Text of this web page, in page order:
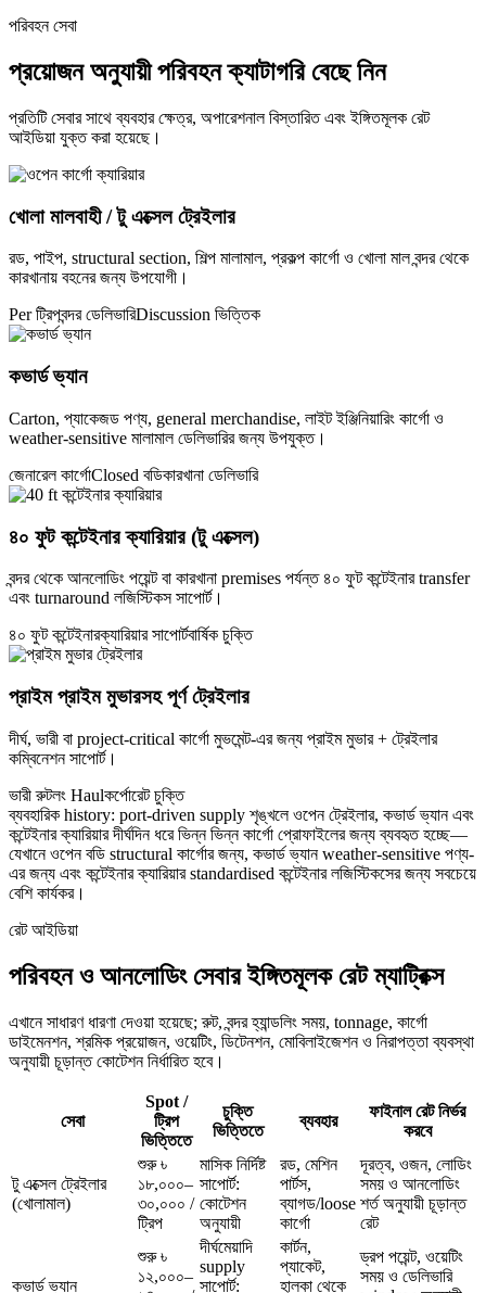
পরিবহন সেবা
প্রয়োজন অনুযায়ী পরিবহন ক্যাটাগরি বেছে নিন
প্রতিটি সেবার সাথে ব্যবহার ক্ষেত্র, অপারেশনাল বিস্তারিত এবং ইঙ্গিতমূলক রেট
আইডিয়া যুক্ত করা হয়েছে।
খোলা মালবাহী / টু এক্সেল ট্রেইলার
রড, পাইপ, structural section, শিল্প মালামাল, প্রকল্প কার্গো ও খোলা মাল বন্দর থেকে
কারখানায় বহনের জন্য উপযোগী।
Per ট্রিপবন্দর ডেলিভারিDiscussion ভিত্তিক
কভার্ড ভ্যান
Carton, প্যাকেজড পণ্য, general merchandise, লাইট ইঞ্জিনিয়ারিং কার্গো ও
weather-sensitive মালামাল ডেলিভারির জন্য উপযুক্ত।
জেনারেল কার্গোClosed বডিকারখানা ডেলিভারি
৪০ ফুট কন্টেইনার ক্যারিয়ার (টু এক্সেল)
বন্দর থেকে আনলোডিং পয়েন্ট বা কারখানা premises পর্যন্ত ৪০ ফুট কন্টেইনার transfer
এবং turnaround লজিস্টিকস সাপোর্ট।
৪০ ফুট কন্টেইনারক্যারিয়ার সাপোর্টবার্ষিক চুক্তি
প্রাইম প্রাইম মুভারসহ পূর্ণ ট্রেইলার
দীর্ঘ, ভারী বা project-critical কার্গো মুভমেন্ট-এর জন্য প্রাইম মুভার + ট্রেইলার
কম্বিনেশন সাপোর্ট।
ভারী রুটলং Haulকর্পোরেট চুক্তি
ব্যবহারিক history: port-driven supply শৃঙ্খলে ওপেন ট্রেইলার, কভার্ড ভ্যান এবং
কন্টেইনার ক্যারিয়ার দীর্ঘদিন ধরে ভিন্ন ভিন্ন কার্গো প্রোফাইলের জন্য ব্যবহৃত হচ্ছে—
যেখানে ওপেন বডি structural কার্গোর জন্য, কভার্ড ভ্যান weather-sensitive পণ্য-
এর জন্য এবং কন্টেইনার ক্যারিয়ার standardised কন্টেইনার লজিস্টিকসের জন্য সবচেয়ে
বেশি কার্যকর।
রেট আইডিয়া
পরিবহন ও আনলোডিং সেবার ইঙ্গিতমূলক রেট ম্যাট্রিক্স
এখানে সাধারণ ধারণা দেওয়া হয়েছে; রুট, বন্দর হ্যান্ডলিং সময়, tonnage, কার্গো
ডাইমেনশন, শ্রমিক প্রয়োজন, ওয়েটিং, ডিটেনশন, মোবিলাইজেশন ও নিরাপত্তা ব্যবস্থা
অনুযায়ী চূড়ান্ত কোটেশন নির্ধারিত হবে।
সেবা
Spot /
ট্রিপ
ভিত্তিতে
চুক্তি
ভিত্তিতে
ব্যবহার
ফাইনাল রেট নির্ভর
করবে
টু এক্সেল ট্রেইলার
(খোলামাল)
শুরু ৳
১৮,০০০–
৩০,০০০ /
ট্রিপ
মাসিক নির্দিষ্ট
সাপোর্ট:
কোটেশন
অনুযায়ী
রড, মেশিন
পার্টস,
ব্যাগড/loose
কার্গো
দূরত্ব, ওজন, লোডিং
সময় ও আনলোডিং
শর্ত অনুযায়ী চূড়ান্ত
রেট
কভার্ড ভ্যান
শুরু ৳
১২,০০০–
দীর্ঘমেয়াদি
supply
সাপোর্ট:
কার্টন,
প্যাকেট,
হালকা থেকে
ড্রপ পয়েন্ট, ওয়েটিং
সময় ও ডেলিভারি